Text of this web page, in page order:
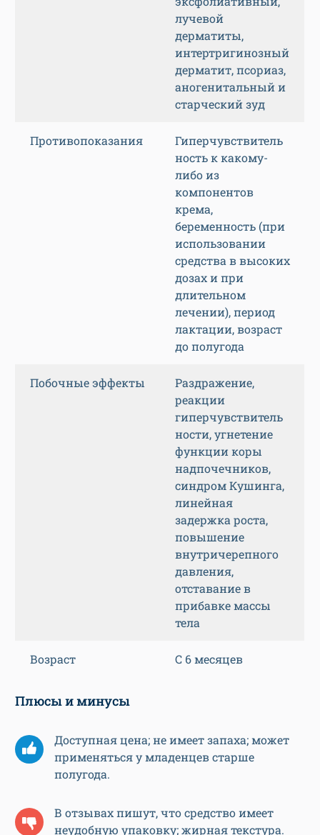
Основные характеристики
Экзема
(атопическая,
детская,
монетовидная),
себорейный
дерматит,
нейродермит,
солнечный,
эксфолиативный,
лучевой
дерматиты,
интертригинозный
дерматит, псориаз,
аногенитальный и
старческий зуд
Гиперчувствитель
либо из
компонентов
крема,
беременность (при
использовании
средства в высоких
дозах и при
длительном
лечении), период
лактации, возраст
до полугода
Раздражение,
реакции
гиперчувствитель
функции коры
повышение
внутричерепного
прибавке массы